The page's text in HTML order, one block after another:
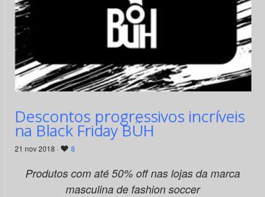
Descontos progressivos incríveis
na Black Friday BÜH
21 nov 2018 · 8
Produtos com até 50% off nas lojas da marca
masculina de fashion soccer